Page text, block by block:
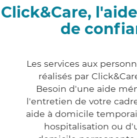
Click&Care,
de
Les services aux
réalisés par
Besoin d'une aide
l'entretien de votre
aide à domicile
hospitalisation ou